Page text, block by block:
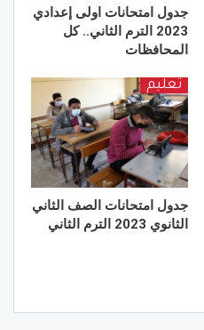
جدول امتحانات اولى إعدادي
2023 الترم الثاني.. كل
المحافظات
تعليم
جدول امتحانات الصف الثاني
الثانوي 2023 الترم الثاني